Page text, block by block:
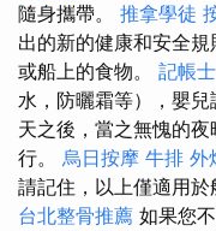
隨身攜帶。 推拿學徒
出的新的健康和安全規
或船上的食物。 記帳
水，防曬霜等），嬰
天之後，當之無愧的
行。 烏日按摩 牛排 外
請記住，以上僅適用於
台北整骨推薦 如果您